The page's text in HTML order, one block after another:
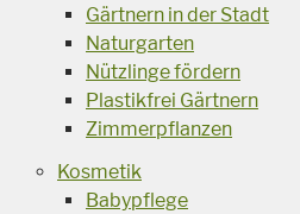
Gärtnern in der Stadt
Naturgarten
Nützlinge fördern
Plastikfrei Gärtnern
Zimmerpflanzen
Kosmetik
Babypflege